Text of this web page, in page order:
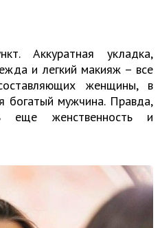
Аккуратная укладка,
и легкий макияж – все
женщины, в
богатый мужчина. Правда,
еще женственность и